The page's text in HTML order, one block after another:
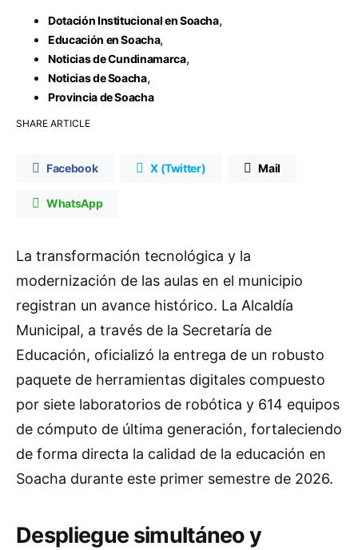
Dotación Institucional en Soacha,
Educación en Soacha,
Noticias de Cundinamarca,
Noticias de Soacha,
Provincia de Soacha
SHARE ARTICLE
Facebook X (Twitter) Mail
WhatsApp
La transformación tecnológica y la
modernización de las aulas en el municipio
registran un avance histórico. La Alcaldía
Municipal, a través de la Secretaría de
Educación, oficializó la entrega de un robusto
paquete de herramientas digitales compuesto
por siete laboratorios de robótica y 614 equipos
de cómputo de última generación, fortaleciendo
de forma directa la calidad de la educación en
Soacha durante este primer semestre de 2026.
Despliegue simultáneo y